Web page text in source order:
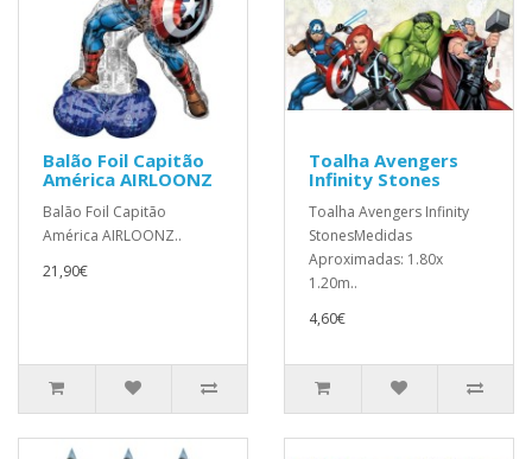
Balão Foil Capitão
América AIRLOONZ
Balão Foil Capitão
América AIRLOONZ..
21,90€
Toalha Avengers
Infinity Stones
Toalha Avengers Infinity
StonesMedidas
Aproximadas: 1.80x
1.20m..
4,60€